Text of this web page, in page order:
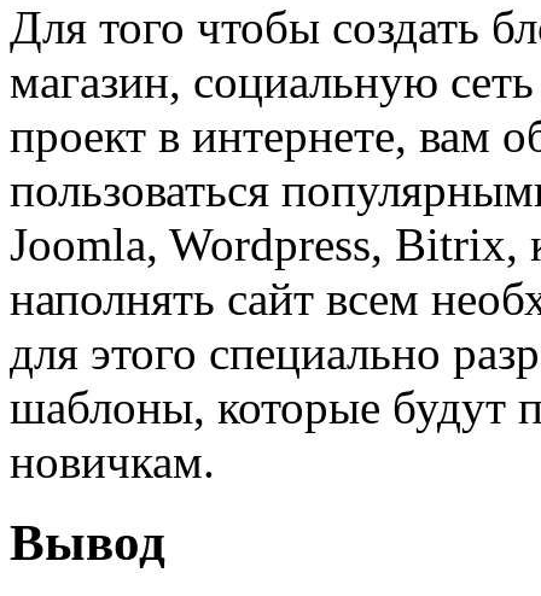
Для того чтобы создать
магазин, социальную
проект в интернете, вам
пользоваться
Joomla, Wordpress, Bitrix,
наполнять сайт всем
для этого специально
шаблоны, которые будут
новичкам.
Вывод